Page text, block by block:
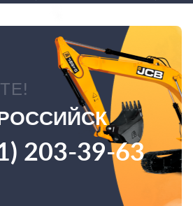
203-39-63